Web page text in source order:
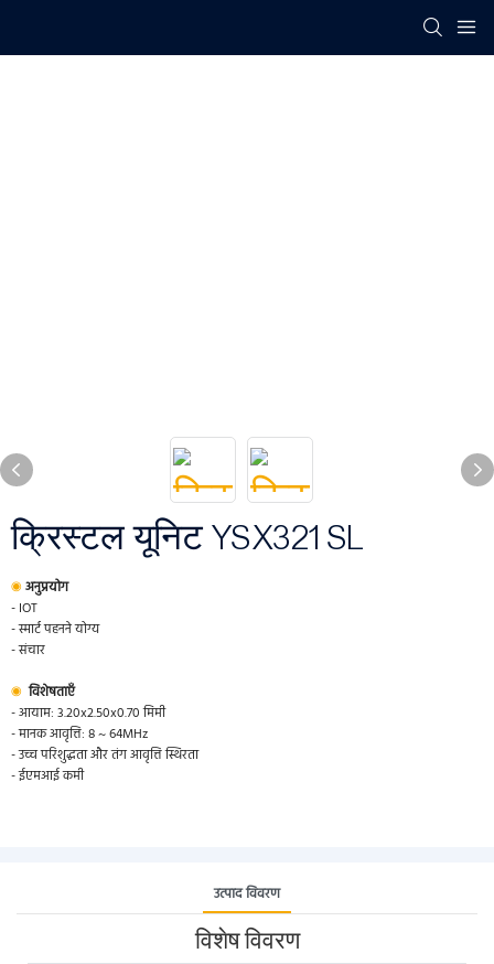
क्रिस्टल यूनिट YSX321SL
◉ अनुप्रयोग
- IOT
- स्मार्ट पहनने योग्य
- संचार
◉ विशेषताएँ
- आयाम: 3.20x2.50x0.70 मिमी
- मानक आवृत्ति: 8 ~ 64MHz
- उच्च परिशुद्धता और तंग आवृत्ति स्थिरता
- ईएमआई कमी
उत्पाद विवरण
विशेष विवरण